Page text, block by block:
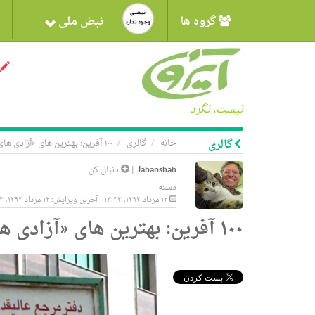
گروه ها نبض ملی
نیست، نگرد
خانه گالری ۱۰۰ آفرین: بهترین های «آزادی های یواشکی» گالری
Jahanshah
|
دنبال کن
دسته:
۱۰۰ آفرین: بهترین های «آزادی های یواشکی»